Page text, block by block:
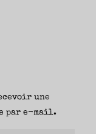
une
par e-mail.